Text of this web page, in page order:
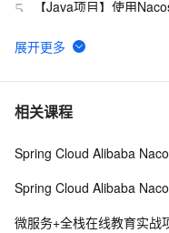
5
【Java项目】使用
6
MCP Registry 官方发
7 这下彻底懂了Nacos是
8 Nacos是一款流行的微
相关课程
Spring Cloud Alibaba
Spring Cloud Alibaba